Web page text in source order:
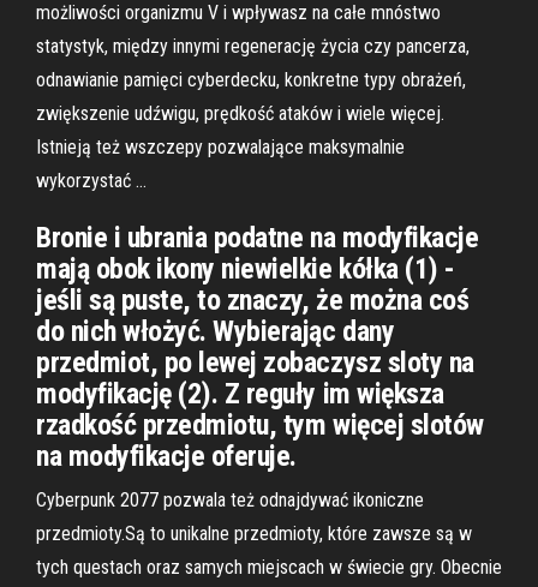
możliwości organizmu V i wpływasz na całe mnóstwo
statystyk, między innymi regenerację życia czy pancerza,
odnawianie pamięci cyberdecku, konkretne typy obrażeń,
zwiększenie udźwigu, prędkość ataków i wiele więcej.
Istnieją też wszczepy pozwalające maksymalnie
wykorzystać …
Bronie i ubrania podatne na modyfikacje
mają obok ikony niewielkie kółka (1) -
jeśli są puste, to znaczy, że można coś
do nich włożyć. Wybierając dany
przedmiot, po lewej zobaczysz sloty na
modyfikację (2). Z reguły im większa
rzadkość przedmiotu, tym więcej slotów
na modyfikacje oferuje.
Cyberpunk 2077 pozwala też odnajdywać ikoniczne
przedmioty.Są to unikalne przedmioty, które zawsze są w
tych questach oraz samych miejscach w świecie gry. Obecnie